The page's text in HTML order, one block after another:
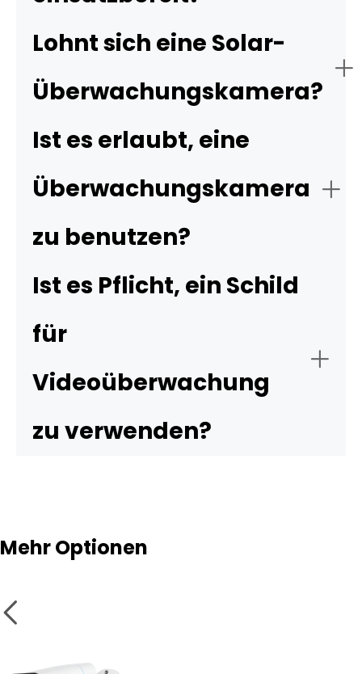
Lohnt sich eine Solar-
Überwachungskamera?
Ist es erlaubt, eine
Überwachungskamera
zu benutzen?
Ist es Pflicht, ein Schild
für
Videoüberwachung
zu verwenden?
Mehr Optionen